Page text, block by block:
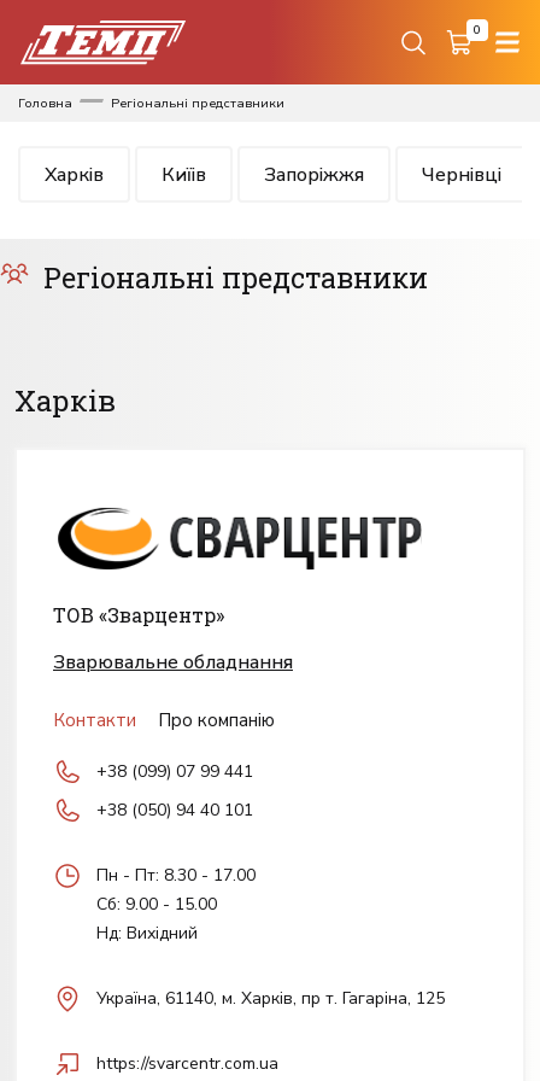
0
Головна Регіональні представники
Харків Киїів Запоріжжя Чернівці
Регіональні представники
Харків
ТОВ «Зварцентр»
Зварювальне обладнання
Контакти Про компанію
+38 (099) 07 99 441
+38 (050) 94 40 101
Пн - Пт: 8.30 - 17.00
Сб: 9.00 - 15.00
Нд: Вихідний
Українa, 61140, м. Харків, пр т. Гагаріна, 125
https://svarcentr.com.ua